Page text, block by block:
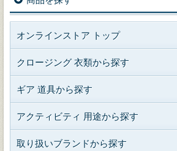
オンラインストア トップ
クロージング 衣類から探す
ギア 道具から探す
アクティビティ 用途から探す
取り扱いブランドから探す